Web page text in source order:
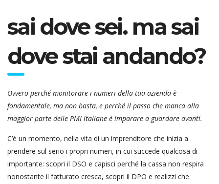
sai dove sei. ma sai
dove stai andando?
Ovvero perché monitorare i numeri della tua azienda è
fondamentale, ma non basta, e perché il passo che manca alla
maggior parte delle PMI italiane è imparare a guardare avanti.
C’è un momento, nella vita di un imprenditore che inizia a
prendere sul serio i propri numeri, in cui succede qualcosa di
importante: scopri il DSO e capisci perché la cassa non respira
nonostante il fatturato cresca, scopri il DPO e realizzi che